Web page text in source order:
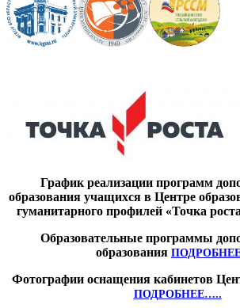
График реализации программ
образования учащихся в Центре
гуманитарного профилей «Точка
Образовательные программы
образования
Фотографии оснащения кабинетов
ПОДРОБНЕЕ…..